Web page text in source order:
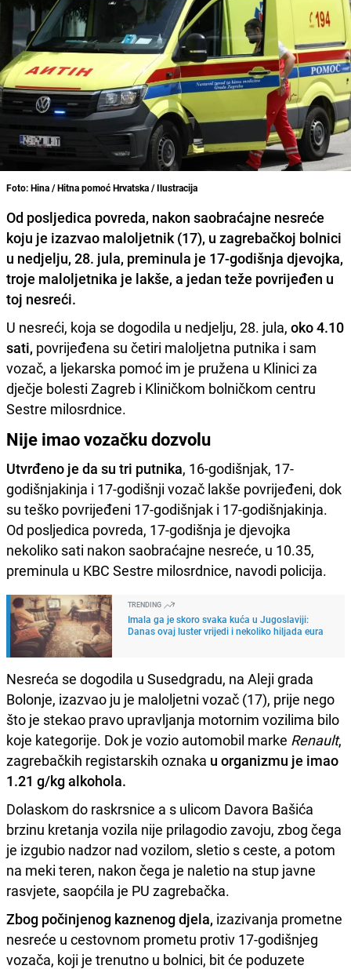
Foto: Hina / Hitna pomoć Hrvatska / Ilustracija
Od posljedica povreda, nakon saobraćajne nesreće
koju je izazvao maloljetnik (17), u zagrebačkoj bolnici
u nedjelju, 28. jula, preminula je 17-godišnja djevojka,
troje maloljetnika je lakše, a jedan teže povrijeđen u
toj nesreći.
U nesreći, koja se dogodila u nedjelju, 28. jula, oko 4.10
sati, povrijeđena su četiri maloljetna putnika i sam
vozač, a ljekarska pomoć im je pružena u Klinici za
dječje bolesti Zagreb i Kliničkom bolničkom centru
Sestre milosrdnice.
Nije imao vozačku dozvolu
Utvrđeno je da su tri putnika, 16-godišnjak, 17-
godišnjakinja i 17-godišnji vozač lakše povrijeđeni, dok
su teško povrijeđeni 17-godišnjak i 17-godišnjakinja.
Od posljedica povreda, 17-godišnja je djevojka
nekoliko sati nakon saobraćajne nesreće, u 10.35,
preminula u KBC Sestre milosrdnice, navodi policija.
TRENDING
Imala ga je skoro svaka kuća u Jugoslaviji:
Danas ovaj luster vrijedi i nekoliko hiljada eura
Nesreća se dogodila u Susedgradu, na Aleji grada
Bolonje, izazvao ju je maloljetni vozač (17), prije nego
što je stekao pravo upravljanja motornim vozilima bilo
koje kategorije. Dok je vozio automobil marke Renault,
zagrebačkih registarskih oznaka u organizmu je imao
1.21 g/kg alkohola.
Dolaskom do raskrsnice a s ulicom Davora Bašića
brzinu kretanja vozila nije prilagodio zavoju, zbog čega
je izgubio nadzor nad vozilom, sletio s ceste, a potom
na meki teren, nakon čega je naletio na stup javne
rasvjete, saopćila je PU zagrebačka.
Zbog počinjenog kaznenog djela, izazivanja prometne
nesreće u cestovnom prometu protiv 17-godišnjeg
vozača, koji je trenutno u bolnici, bit će poduzete